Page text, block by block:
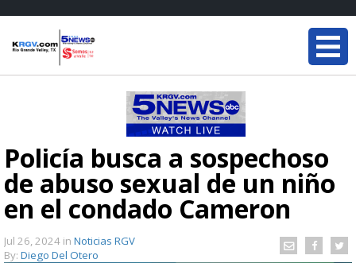
Policía busca a sospechoso
de abuso sexual de un niño
en el condado Cameron
Jul 26, 2024 in Noticias RGV
By: Diego Del Otero